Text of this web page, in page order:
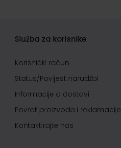
Služba za korisnike
Korisnički račun
Status/Povijest narudžbi
Informacije o dostavi
Povrat proizvoda i reklamacije
Kontaktirajte nas